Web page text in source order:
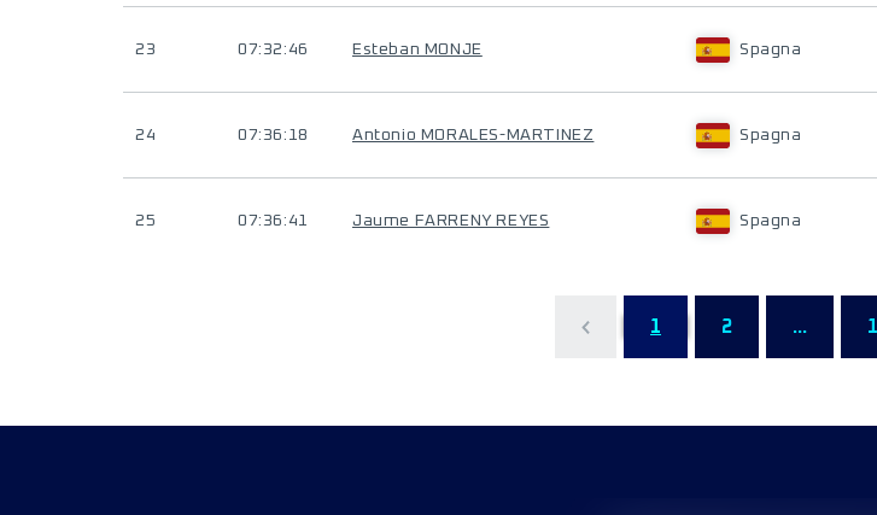
23 07:32:46 Esteban MONJE Spagna
24 07:36:18 Antonio MORALES-MARTINEZ Spagna
25 07:36:41 Jaume FARRENY REYES Spagna
1 2 ...